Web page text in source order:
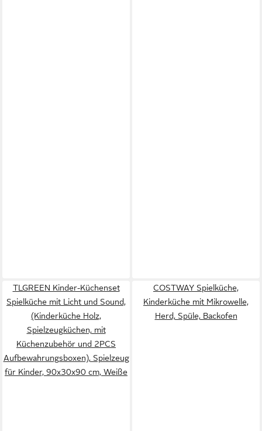
TLGREEN Kinder-Küchenset
Spielküche mit Licht und Sound,
(Kinderküche Holz,
Spielzeugküchen, mit
Küchenzubehör und 2PCS
Aufbewahrungsboxen), Spielzeug
für Kinder, 90x30x90 cm, Weiße
COSTWAY Spielküche,
Kinderküche mit Mikrowelle,
Herd, Spüle, Backofen